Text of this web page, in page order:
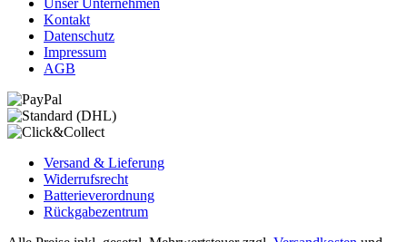
Unser Unternehmen
Kontakt
Datenschutz
Impressum
AGB
Versand & Lieferung
Widerrufsrecht
Batterieverordnung
Rückgabezentrum